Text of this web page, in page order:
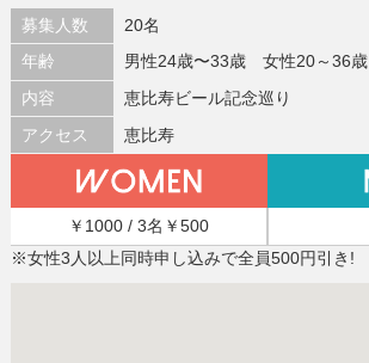
募集人数
20名
年齢
男性24歳〜33歳 女性20～36歳
内容
恵比寿ビール記念巡り
アクセス
恵比寿
￥1000 / 3名￥500
※女性3人以上同時申し込みで全員500円引き!